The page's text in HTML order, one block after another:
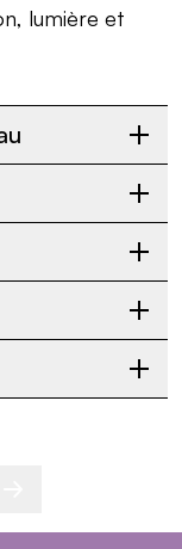
lumière et